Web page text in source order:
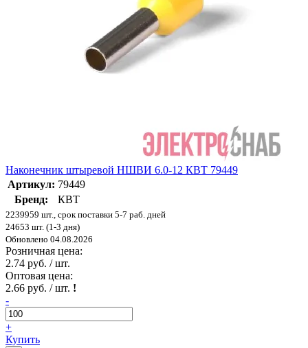
Наконечник штыревой НШВИ 6.0-12 КВТ 79449
Артикул: 79449
Бренд:
КВТ
2239959 шт., срок поставки 5-7 раб. дней
24653 шт. (1-3 дня)
Обновлено 04.08.2026
Розничная цена:
2.74 руб. / шт.
Оптовая цена:
2.66 руб. / шт. !
-
+
Купить